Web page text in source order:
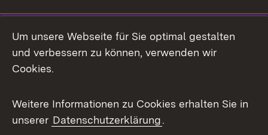
Facebook
X / Twitter
Youtube
Um unsere Webseite für Sie optimal gestalten
und verbessern zu können, verwenden wir
Cookies.
Weitere Informationen zu Cookies erhalten Sie in
unserer Datenschutzerklärung.